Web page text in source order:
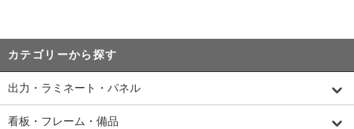
カテゴリーから探す
出力・ラミネート・パネル
看板・フレーム・備品